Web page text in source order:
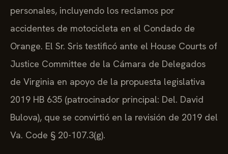
personales, incluyendo los reclamos por
accidentes de motocicleta en el Condado de
Orange. El Sr. Sris testificó ante el House Courts of
Justice Committee de la Cámara de Delegados
de Virginia en apoyo de la propuesta legislativa
2019 HB 635 (patrocinador principal: Del. David
Bulova), que se convirtió en la revisión de 2019 del
Va. Code § 20-107.3(g).